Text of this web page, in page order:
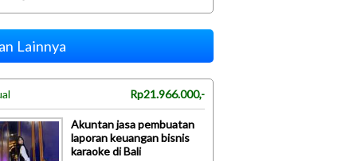
Lainnya
Rp21.966.000,-
Akuntan jasa pembuatan
laporan keuangan bisnis
karaoke di Bali